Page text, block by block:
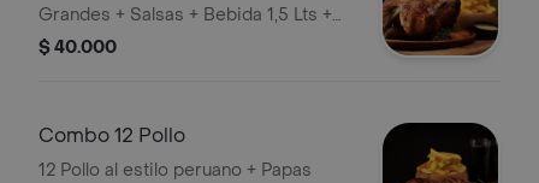
Grandes + Salsas + Bebida 1,5 Lts +
porción de arroz
$ 40.000
Combo 12 Pollo
12 Pollo al estilo peruano + Papas